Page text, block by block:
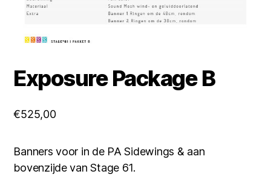
Exposure Package B
€525,00
Banners voor in de PA Sidewings & aan
bovenzijde van Stage 61.